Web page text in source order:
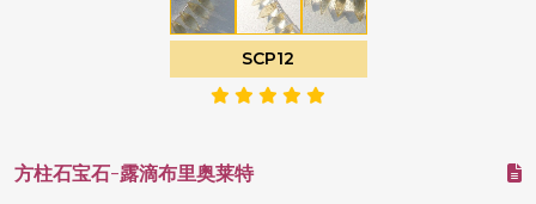
SCP12
方柱石宝石-露滴布里奥莱特